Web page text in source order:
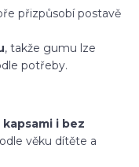
přizpůsobí postavě
, takže gumu lze
potřeby.
i bez
věku dítěte a